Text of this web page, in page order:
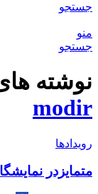
جستجو
منو
جستجو
نوشته
modir
رویدادها
متمایزدر